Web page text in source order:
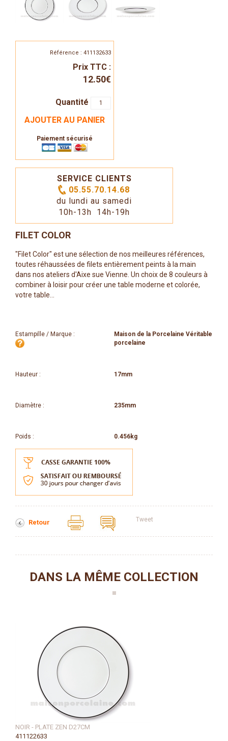
Référence : 411132633
Prix TTC :
12.50€
Quantité
AJOUTER AU PANIER
Paiement sécurisé
SERVICE CLIENTS
05.55.70.14.68
du lundi au samedi
10h-13h 14h-19h
FILET COLOR
"Filet Color" est une sélection de nos meilleures références,
toutes réhaussées de filets entièrement peints à la main
dans nos ateliers d'Aixe sue Vienne. Un choix de 8 couleurs à
combiner à loisir pour créer une table moderne et colorée,
votre table...
Estampille / Marque :
Maison de la Porcelaine Véritable
porcelaine
Hauteur : 17mm
Diamètre : 235mm
Poids : 0.456kg
Retour Tweet
DANS LA MÊME COLLECTION
NOIR - PLATE ZEN D27CM
411122633